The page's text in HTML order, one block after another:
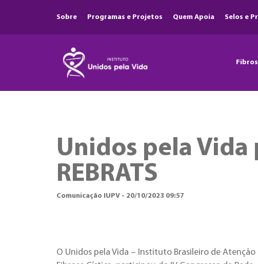
Sobre Programas e Projetos Quem Apoia Selos e
Unidos pela Vida
REBRATS
Comunicação IUPV - 20/10/2023 09:57
O Unidos pela Vida – Instituto Brasileiro de Atenção